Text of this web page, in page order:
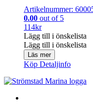
Artikelnummer:
0.00 out of 5
114kr
Lägg till i önskelista
Lägg till i önskelista
Läs mer
Köp Detaljinfo